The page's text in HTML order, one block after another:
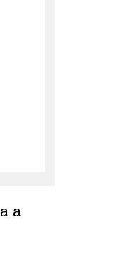
a